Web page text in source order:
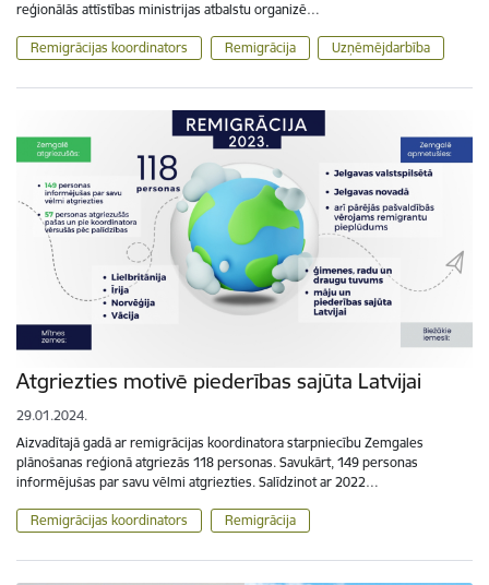
reģionālās attīstības ministrijas atbalstu organizē…
Remigrācijas koordinators Remigrācija Uzņēmējdarbība
Atgriezties motivē piederības sajūta Latvijai
29.01.2024.
Aizvadītajā gadā ar remigrācijas koordinatora starpniecību Zemgales
plānošanas reģionā atgriezās 118 personas. Savukārt, 149 personas
informējušas par savu vēlmi atgriezties. Salīdzinot ar 2022…
Remigrācijas koordinators Remigrācija